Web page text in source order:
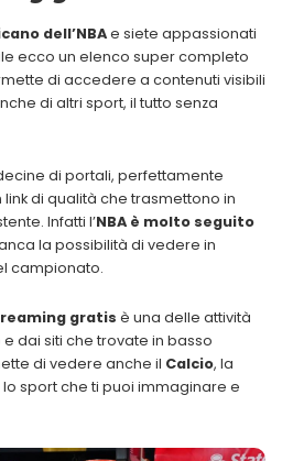
dell’NBAe siete appassionati
ecco un elenco super completo
di accedere a contenuti visibili
di altri sport, il tutto senza
di portali, perfettamente
di qualità che trasmettono in
Infatti l’NBA è molto seguito
la possibilità di vedere in
campionato.
gratis è una delle attività
e dai siti che trovate in basso
di vedere anche il Calcio, la
lo sport che ti puoi immaginare e